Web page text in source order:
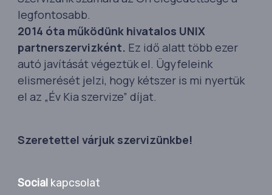
legfontosabb.
2014 óta működünk hivatalos UNIX
partnerszervizként. Ez idő alatt több ezer
autó javítását végeztük el. Ügyfeleink
elismerését jelzi, hogy kétszer is mi nyertük
el az „Év Kia szervize” díjat.
Szeretettel várjuk szervizünkbe!
Social kapcsolat